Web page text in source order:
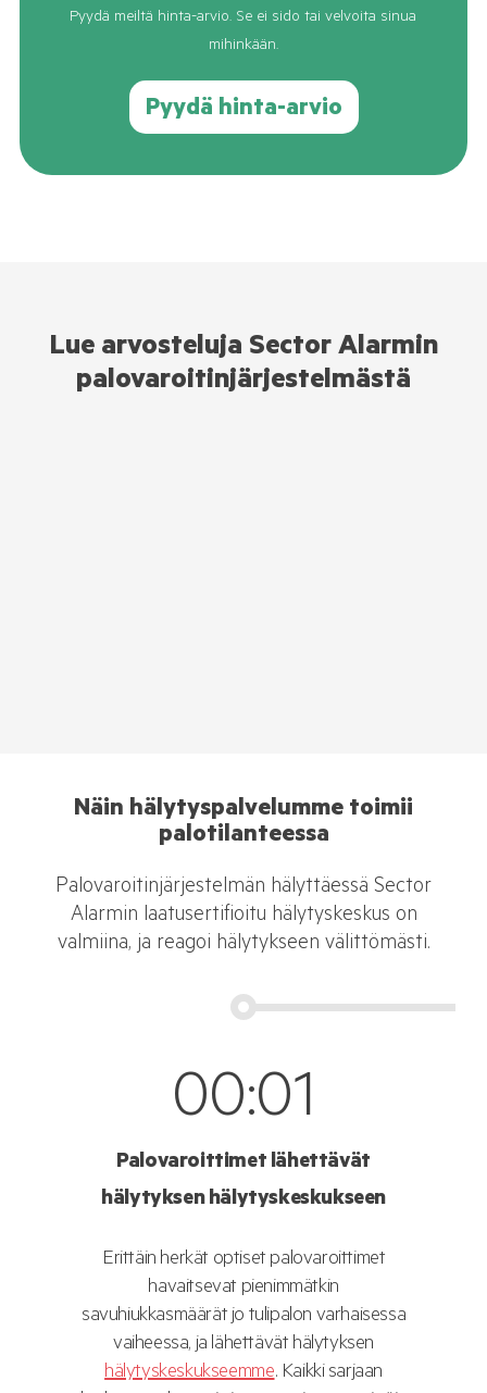
Pyydä meiltä hinta-arvio. Se ei sido tai velvoita sinua
mihinkään.
Pyydä hinta-arvio
Lue arvosteluja Sector Alarmin
palovaroitinjärjestelmästä
Näin hälytyspalvelumme toimii
palotilanteessa
Palovaroitinjärjestelmän hälyttäessä Sector
Alarmin laatusertifioitu hälytyskeskus on
valmiina, ja reagoi hälytykseen välittömästi.
00:01
Palovaroittimet lähettävät
hälytyksen hälytyskeskukseen
Erittäin herkät optiset palovaroittimet
havaitsevat pienimmätkin
savuhiukkasmäärät jo tulipalon varhaisessa
vaiheessa, ja lähettävät hälytyksen
hälytyskeskukseemme. Kaikki sarjaan